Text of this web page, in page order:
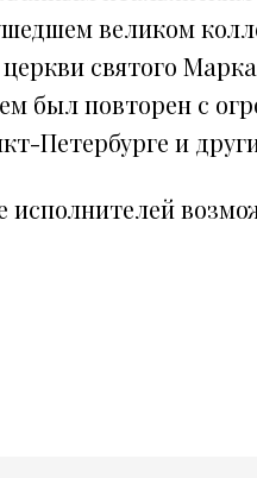
великом
церкви святого
был повторен с
Петербурге и
исполнителей